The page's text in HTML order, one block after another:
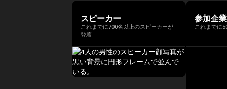
Entrepreneur of the Year」、さ
らにCointelegraphによる「ブロ
ックチェーン業界で注目すべき
100人」の一人にも選ばれていま
す。 また、Yat氏はクラシック音
楽の正式な訓練を受けた音楽家で
もあり、BAFTA（英国映画テレ
ビ芸術アカデミー）のアドバイザ
リーボードメンバー、ならびに
Asian Youth Orchestraの理事も
明期におけるマーケティングの先
駆者として、The Motley Fool、
America Online Greenhouse、
Earthlink の立ち上げをはじめ、
数十に及ぶ著名なインターネット
ブランドの成長に関与した。 学
歴としては、ニューヨーク州立大
学バッファロー校にてクリエイテ
ィブ・ライティングの修士号を取
得。シラキュース大学にて二つの
主要なインターネット企業とのレ
ノボのパートナーシップをグロー
バルにリードしてきました。ま
た、戦略的なAR/VRパートナー
シップも推進しました。
Terence Ngは、ソニーエレクト
ロニクス、ヒューレット・パッカ
ード、Navteq Corporation、ノ
キアなどの主要なテクノロジーブ
ランドで、マーケティング、製品
産等取引業協会：JVCEA）を発
起人として設立。内閣官房主催の
官民データ活用推進基本計画実行
委員会にも有識者として出席。
現在、株式会社bitFlyer
Holdings代表取締役CEO、株式
会社bitFlyer 代表取締役、株式会
社bitFlyer Blockchain代表取締
役、bitFlyer USA, Inc.の
Director、株式会社Custodiem
使いやすく、安全で、スケーラブ
ルなものにすることを目的として
いる。 Nick は、プロダクト、セ
キュリティ、エンジニアリング、
マーケティングといった各部門と
密接に連携しながら、ユーザー体
験とブロックチェーン技術の交差
点におけるイノベーションを推進
している。 「コードを現実世界
の価値へと変換する」ことに重点
スピーカー
これまでに700名以上のスピーカーが
登壇
参加企業
これまでに